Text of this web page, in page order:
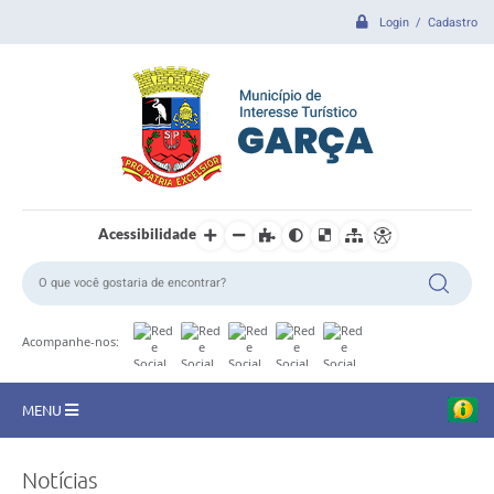
Login / Cadastro
Acessibilidade
Acompanhe-nos:
MENU
CIDADE
Notícias